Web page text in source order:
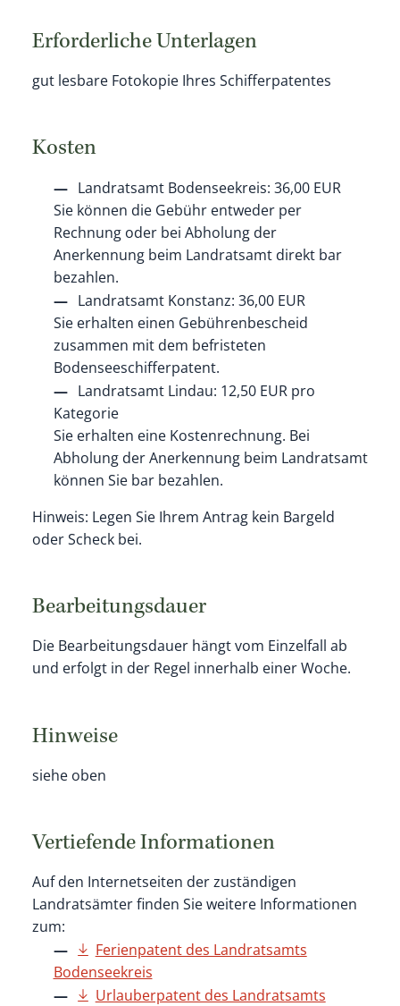
Erforderliche Unterlagen
gut lesbare Fotokopie Ihres Schifferpatentes
Kosten
Landratsamt Bodenseekreis: 36,00 EUR
Sie können die Gebühr entweder per
Rechnung oder bei Abholung der
Anerkennung beim Landratsamt direkt bar
bezahlen.
Landratsamt Konstanz: 36,00 EUR
Sie erhalten einen Gebührenbescheid
zusammen mit dem befristeten
Bodenseeschifferpatent.
Landratsamt Lindau: 12,50 EUR pro
Kategorie
Sie erhalten eine Kostenrechnung. Bei
Abholung der Anerkennung beim Landratsamt
können Sie bar bezahlen.
Hinweis: Legen Sie Ihrem Antrag kein Bargeld
oder Scheck bei.
Bearbeitungsdauer
Die Bearbeitungsdauer hängt vom Einzelfall ab
und erfolgt in der Regel innerhalb einer Woche.
Hinweise
siehe oben
Vertiefende Informationen
Auf den Internetseiten der zuständigen
Landratsämter finden Sie weitere Informationen
zum:
Ferienpatent des Landratsamts
Bodenseekreis
Urlauberpatent des Landratsamts